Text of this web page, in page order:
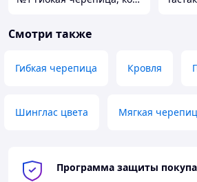
Смотри также
Гибкая черепица Кровля
Шинглас цвета Мягкая
Программа защиты